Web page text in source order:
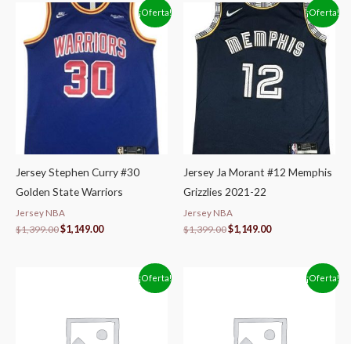
¡Oferta!
Jersey Stephen Curry #30
Golden State Warriors
Jersey NBA
$1,399.00
El
precio
original
era:
$1,399.00.
$1,149.00
El
precio
actual
es:
$1,149.00.
¡Oferta!
Jersey Ja Morant #12 Memphis
Grizzlies 2021-22
Jersey NBA
$1,399.00
precio
original
era:
$1,399.00.
$1,149.00
El
precio
actual
es:
$1,149.00.
¡Oferta!
$1,399.00.$1,149.00.
¡Oferta!
$1,399.00.$1,149.00.